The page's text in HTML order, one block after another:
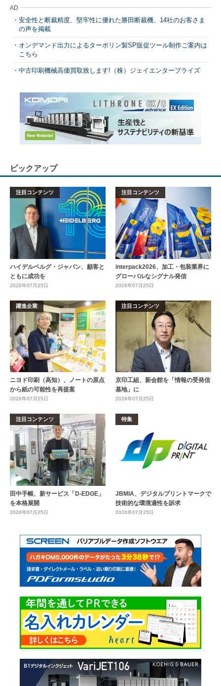
AD
安全性と断裁精度、堅牢性に優れた勝田断裁機、14社のお客さま
の声を掲載
オンデマンド出力によるターポリン製SP販促ツール制作ご案内は
こちら
中古印刷機械高価買取致します!（株）ジェイエンタープライズ
ピックアップ
注目コンテンツ
ハイデルベルグ・ジャパン、顧客と
ともに成功を
2026年07月25日
注目コンテンツ
interpack2026、加工・包装業界に
グローバルなシグナル発信
2026年07月25日
躍進企業
ニヨド印刷（高知）、ノートの原点
から紙の可能性を再提案
2026年07月25日
注目コンテンツ
京印工組、新会館を「情報の受発信
基地」に
2026年07月25日
注目コンテンツ
田中手帳、新サービス「D-EDGE」
を本格展開
2026年07月25日
特集
JBMIA、デジタルプリントマークで
技術的な環境適性を訴求
2026年07月25日